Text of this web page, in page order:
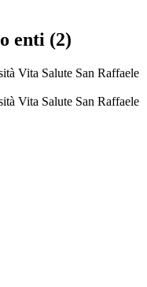
enti (2)
Vita Salute San Raffaele
Vita Salute San Raffaele